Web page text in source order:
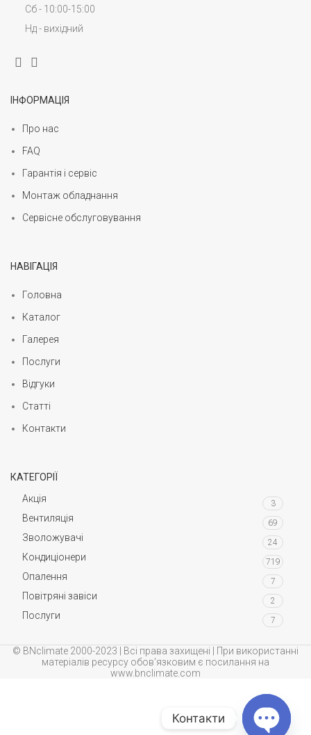
Сб - 10:00-15:00
Нд - вихідний
ІНФОРМАЦІЯ
Про нас
FAQ
Гарантія і сервіс
Монтаж обладнання
Сервісне обслуговування
НАВІГАЦІЯ
Головна
Каталог
Галерея
Послуги
Відгуки
Статті
Контакти
КАТЕГОРІЇ
Акція
3
Вентиляція 69
Зволожувачі 24
Кондиціонери 719
Опалення 7
Повітряні завіси 2
Послуги 7
© BNclimate 2000-2023 | Всі права захищені | При використанні
матеріалів ресурсу обов'язковим є посилання на
www.bnclimate.com
Контакти